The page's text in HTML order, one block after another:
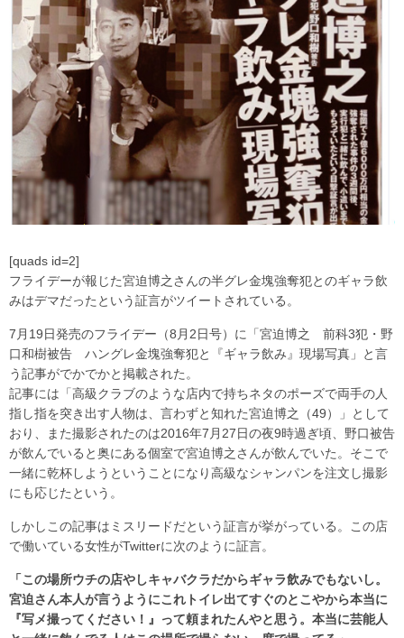
[quads id=2]
フライデーが報じた宮迫博之さんの半グレ金塊強奪犯とのギャラ飲
みはデマだったという証言がツイートされている。
7月19日発売のフライデー（8月2日号）に「宮迫博之 前科3犯・野
口和樹被告 ハングレ金塊強奪犯と『ギャラ飲み』現場写真」と言
う記事がでかでかと掲載された。
記事には「高級クラブのような店内で持ちネタのポーズで両手の人
指し指を突き出す人物は、言わずと知れた宮迫博之（49）」として
おり、また撮影されたのは2016年7月27日の夜9時過ぎ頃、野口被告
が飲んでいると奥にある個室で宮迫博之さんが飲んでいた。そこで
一緒に乾杯しようということになり高級なシャンパンを注文し撮影
にも応じたという。
しかしこの記事はミスリードだという証言が挙がっている。この店
で働いている女性がTwitterに次のように証言。
「この場所ウチの店やしキャバクラだからギャラ飲みでもないし。
宮迫さん本人が言うようにこれトイレ出てすぐのとこやから本当に
『写メ撮ってください！』って頼まれたんやと思う。本当に芸能人